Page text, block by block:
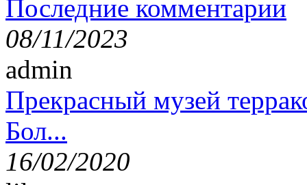
Последние комментарии
08/11/2023
admin
Прекрасный музей
Бол...
16/02/2020